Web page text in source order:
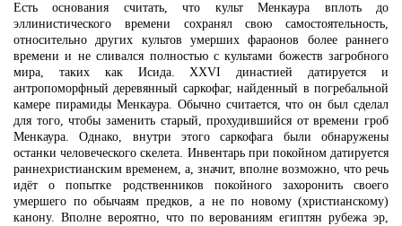
Есть основания считать, что культ Менкаура вплоть до
эллинистического времени сохранял свою самостоятельность,
относительно других культов умерших фараонов более раннего
времени и не сливался полностью с культами божеств загробного
мира, таких как Исида. XXVI династией датируется и
антропоморфный деревянный саркофаг, найденный в погребальной
камере пирамиды Менкаура. Обычно считается, что он был сделал
для того, чтобы заменить старый, прохудившийся от времени гроб
Менкаура. Однако, внутри этого саркофага были обнаружены
останки человеческого скелета. Инвентарь при покойном датируется
раннехристианским временем, а, значит, вполне возможно, что речь
идёт о попытке родственников покойного захоронить своего
умершего по обычаям предков, а не по новому (христианскому)
канону. Вполне вероятно, что по верованиям египтян рубежа эр,